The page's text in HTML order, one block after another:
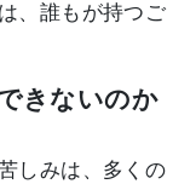
、誰もが持つご
きないのか
しみは、多くの